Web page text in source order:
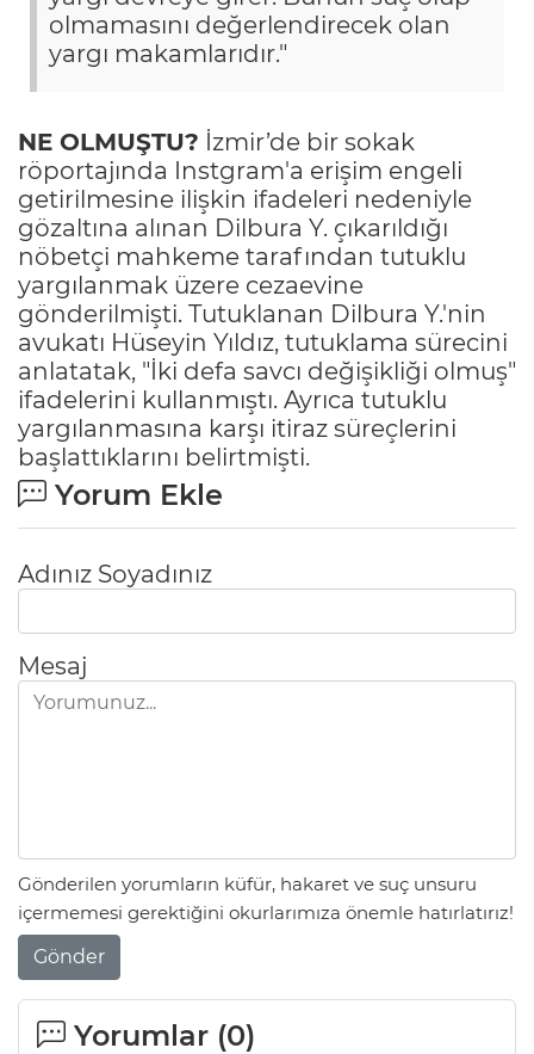
olmamasını değerlendirecek olan
yargı makamlarıdır."
NE OLMUŞTU? İzmir’de bir sokak
röportajında Instgram'a erişim engeli
getirilmesine ilişkin ifadeleri nedeniyle
gözaltına alınan Dilbura Y. çıkarıldığı
nöbetçi mahkeme tarafından tutuklu
yargılanmak üzere cezaevine
gönderilmişti. Tutuklanan Dilbura Y.'nin
avukatı Hüseyin Yıldız, tutuklama sürecini
anlatatak, "İki defa savcı değişikliği olmuş"
ifadelerini kullanmıştı. Ayrıca tutuklu
yargılanmasına karşı itiraz süreçlerini
başlattıklarını belirtmişti.
Yorum Ekle
Adınız Soyadınız
Mesaj
Gönderilen yorumların küfür, hakaret ve suç unsuru
içermemesi gerektiğini okurlarımıza önemle hatırlatırız!
Gönder
Yorumlar (0)